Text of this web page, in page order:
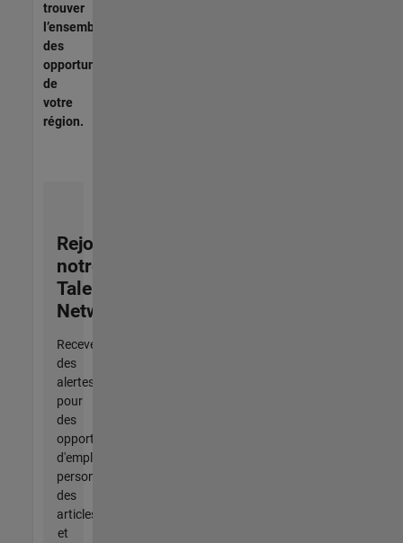
trouver
l’ensemble
des
opportunités
de
votre
région.
Rejoignez
notre
Talent
Network
Recevez
des
alertes
pour
des
opportunités
d'emploi
personnalisées,
des
articles
et